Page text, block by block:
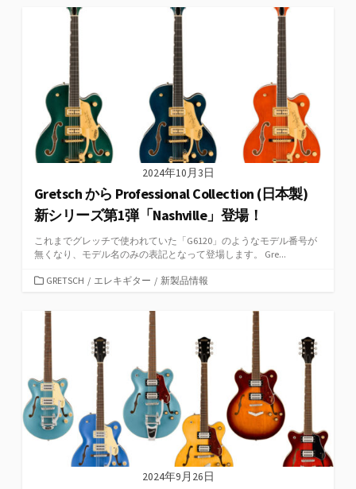
2024年10月3日
Gretsch から Professional Collection (日本製)
新シリーズ第1弾「Nashville」登場！
これまでグレッチで使われていた「G6120」のようなモデル番号が
無くなり、モデル名のみの表記となって登場します。 Gre...
カ
ゴ
リ
ー
GRETSCH / エレキギター / 新製品情報
2024年9月26日